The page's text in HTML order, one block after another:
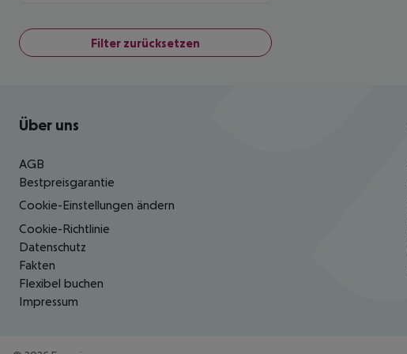
Filter zurücksetzen
Footer navigation
Über uns
AGB
Bestpreisgarantie
Cookie-Einstellungen ändern
Cookie-Richtlinie
Datenschutz
Fakten
Flexibel buchen
Impressum